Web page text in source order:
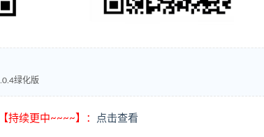
绿化版
持续更中~~~~】： 点击查看